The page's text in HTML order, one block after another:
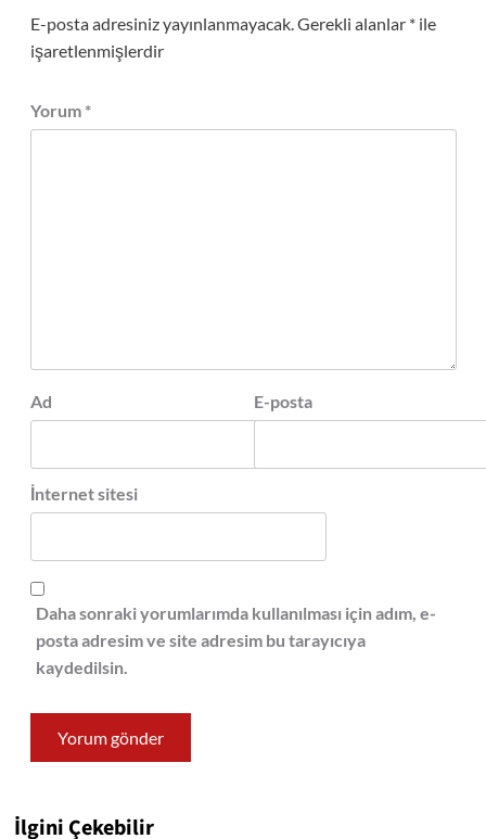
E-posta adresiniz yayınlanmayacak.Gerekli alanlar *ile
işaretlenmişlerdir
Yorum *
Ad E-posta
İnternet sitesi
Daha sonraki yorumlarımda kullanılması için adım, e-
posta adresim ve site adresim bu tarayıcıya
kaydedilsin.
İlgini Çekebilir